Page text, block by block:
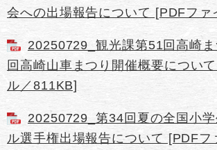
会への出場報告について [PDFファ
20250729_観光課第51回高崎
回高崎山車まつり開催概要につい
ル／811KB]
20250729_第34回夏の全国小
ル選手権出場報告について [PDFフ